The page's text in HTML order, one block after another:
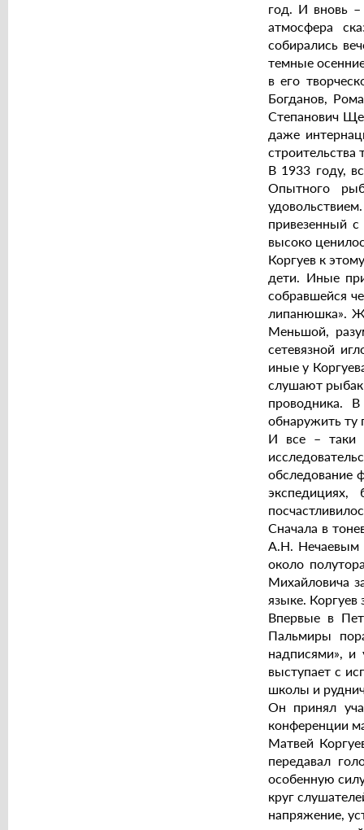
год. И вновь –
атмосфера
собирались
темные
в его
Богданов,
Степанович
даже
В 1933 году,
Опытного
привезенный
высоко
Коргуев к
дети. Иные
собравшейся
липанюшка».
Меньшой,
сетевязной
иные у
слушают
проводника.
обнаружить ту
И все – таки
обследование
Сначала в
А.Н. Нечаевым
около
Михайловича
языке.
Впервые в
Пальмиры
надписями»,
выступает с
школы и
Он принял
конференции
Матвей
передавал
особенную
круг
напряжение,